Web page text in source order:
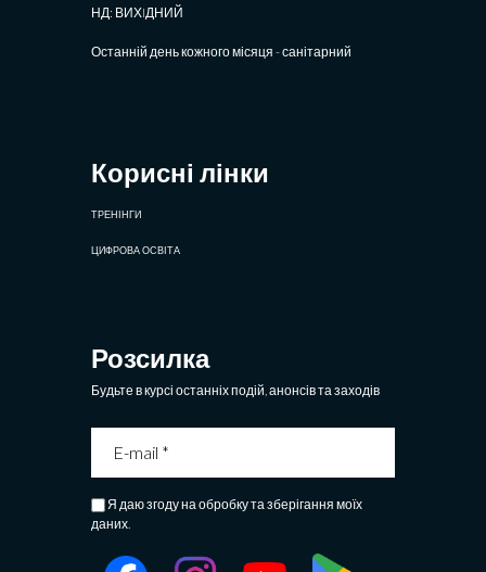
НД: ВИХIДНИЙ
Останній день кожного місяця - санітарний
Корисні лінки
ТРЕНІНГИ
ЦИФРОВА ОСВІТА
Розсилка
Будьте в курсі останніх подій, анонсів та заходів
Я даю згоду на обробку та зберігання моїх
даних.